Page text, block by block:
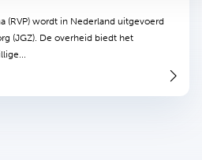
(RVP) wordt in Nederland uitgevoerd
(JGZ). De overheid biedt het